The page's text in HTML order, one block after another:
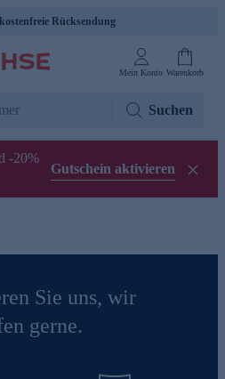
Rücksendung
Mein Konto Warenkorb
Suchen
-20%
Gutschein aktivieren
Sie uns, wir
gerne.